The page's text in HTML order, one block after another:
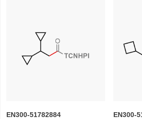
EN300-51782884 EN300-